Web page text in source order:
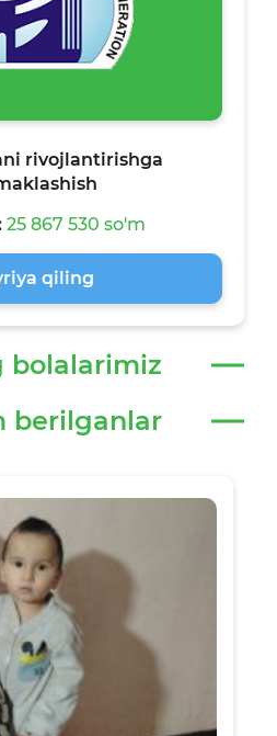
rivojlantirishga
25 867 530 so'm
qiling
bolalarimiz
berilganlar